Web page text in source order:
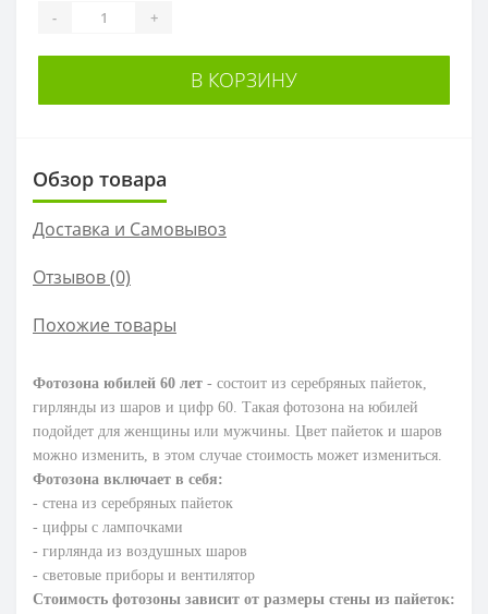
- +
В КОРЗИНУ
Обзор товара
Доставка и Самовывоз
Отзывов (0)
Похожие товары
Фотозона юбилей 60 лет - состоит из серебряных пайеток,
гирлянды из шаров и цифр 60. Такая фотозона на юбилей
подойдет для женщины или мужчины. Цвет пайеток и шаров
можно изменить, в этом случае стоимость может измениться.
Фотозона включает в себя:
- стена из серебряных пайеток
- цифры с лампочками
- гирлянда из воздушных шаров
- световые приборы и вентилятор
Стоимость фотозоны зависит от размеры стены из пайеток: